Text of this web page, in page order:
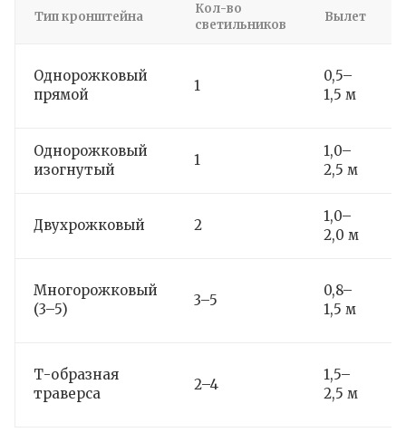
Тип кронштейна
Кол-во
светильников
Вылет
Однорожковый
прямой
1
0,5–
1,5 м
Однорожковый
изогнутый
1
1,0–
2,5 м
Двухрожковый 2
1,0–
2,0 м
Многорожковый
(3–5)
3–5
0,8–
1,5 м
Т-образная
траверса
2–4
1,5–
2,5 м